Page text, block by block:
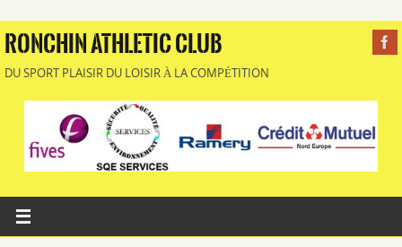
RONCHIN ATHLETIC CLUB
DU SPORT PLAISIR DU LOISIR À LA COMPÉTITION